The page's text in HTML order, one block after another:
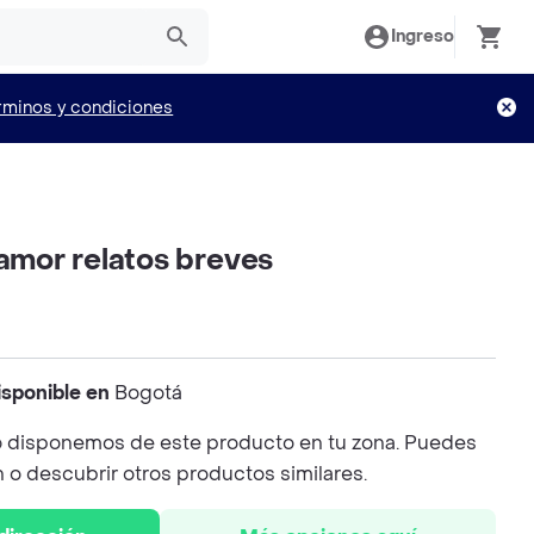
Ingreso
y condiciones
relatos breves
en Bogotá
disponemos de este producto en tu zona. Puedes
o descubrir otros productos similares.